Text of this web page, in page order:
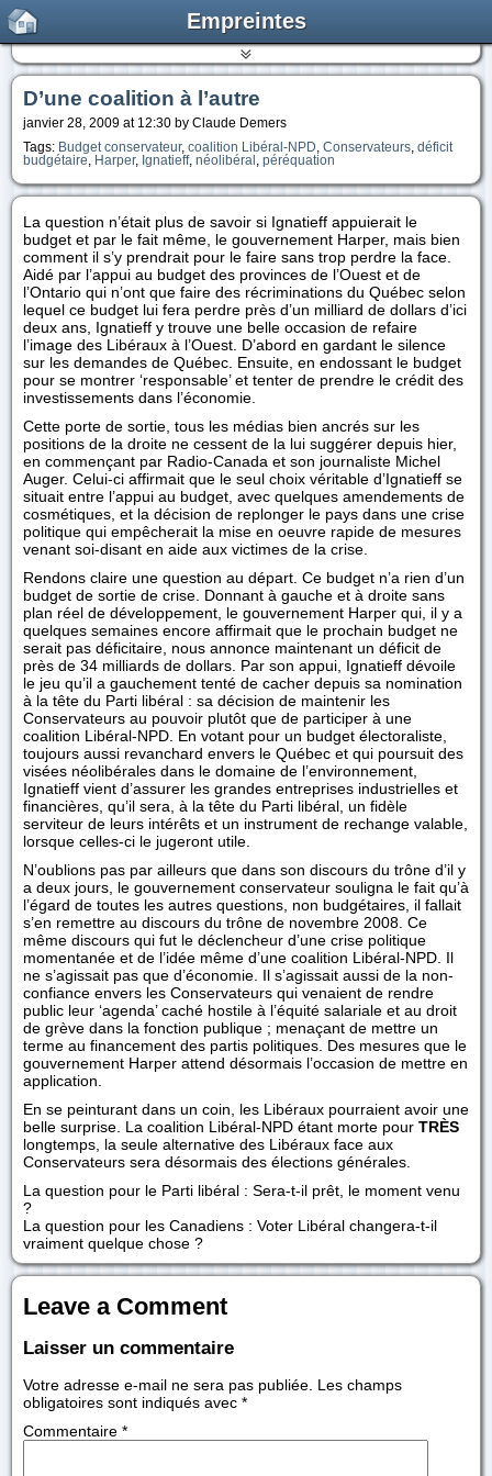
Empreintes
D’une coalition à l’autre
janvier 28, 2009 at 12:30 by Claude Demers
Tags: Budget conservateur, coalition Libéral-NPD Conservateurs déficit
budgétaire
Harper, Ignatieff, néolibéral péréquation
La question n’était plus de savoir si Ignatieff appuierait le
budget et par le fait même, le gouvernement Harper, mais bien
comment il s’y prendrait pour le faire sans trop perdre la face.
Aidé par l’appui au budget des provinces de l’Ouest et de
l’Ontario qui n’ont que faire des récriminations du Québec selon
lequel ce budget lui fera perdre près d’un milliard de dollars d’ici
deux ans, Ignatieff y trouve une belle occasion de refaire
l’image des Libéraux à l’Ouest. D’abord en gardant le silence
sur les demandes de Québec. Ensuite, en endossant le budget
pour se montrer ‘responsable’ et tenter de prendre le crédit des
investissements dans l’économie.
Cette porte de sortie, tous les médias bien ancrés sur les
positions de la droite ne cessent de la lui suggérer depuis hier,
en commençant par Radio-Canada et son journaliste Michel
Auger. Celui-ci affirmait que le seul choix véritable d’Ignatieff se
situait entre l’appui au budget, avec quelques amendements de
cosmétiques, et la décision de replonger le pays dans une crise
politique qui empêcherait la mise en oeuvre rapide de mesures
venant soi-disant en aide aux victimes de la crise.
Rendons claire une question au départ. Ce budget n’a rien d’un
budget de sortie de crise. Donnant à gauche et à droite sans
plan réel de développement, le gouvernement Harper qui, il y a
quelques semaines encore affirmait que le prochain budget ne
serait pas déficitaire, nous annonce maintenant un déficit de
près de 34 milliards de dollars. Par son appui, Ignatieff dévoile
le jeu qu’il a gauchement tenté de cacher depuis sa nomination
à la tête du Parti libéral : sa décision de maintenir les
Conservateurs au pouvoir plutôt que de participer à une
coalition Libéral-NPD. En votant pour un budget électoraliste,
toujours aussi revanchard envers le Québec et qui poursuit des
visées néolibérales dans le domaine de l’environnement,
Ignatieff vient d’assurer les grandes entreprises industrielles et
financières, qu’il sera, à la tête du Parti libéral, un fidèle
serviteur de leurs intérêts et un instrument de rechange valable,
lorsque celles-ci le jugeront utile.
N’oublions pas par ailleurs que dans son discours du trône d’il y
a deux jours, le gouvernement conservateur souligna le fait qu’à
l’égard de toutes les autres questions, non budgétaires, il fallait
s’en remettre au discours du trône de novembre 2008. Ce
même discours qui fut le déclencheur d’une crise politique
momentanée et de l’idée même d’une coalition Libéral-NPD. Il
ne s’agissait pas que d’économie. Il s’agissait aussi de la non-
confiance envers les Conservateurs qui venaient de rendre
public leur ‘agenda’ caché hostile à l’équité salariale et au droit
de grève dans la fonction publique ; menaçant de mettre un
terme au financement des partis politiques. Des mesures que le
gouvernement Harper attend désormais l’occasion de mettre en
application.
En se peinturant dans un coin, les Libéraux pourraient avoir une
belle surprise. La coalition Libéral-NPD étant morte pour TRÈS
longtemps, la seule alternative des Libéraux face aux
Conservateurs sera désormais des élections générales.
La question pour le Parti libéral : Sera-t-il prêt, le moment venu
?
La question pour les Canadiens : Voter Libéral changera-t-il
vraiment quelque chose ?
Leave a Comment
Laisser un commentaire
Votre adresse e-mail ne sera pas publiée. Les champs
obligatoires sont indiqués avec *
Commentaire *